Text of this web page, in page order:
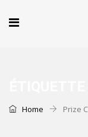
Home Prize